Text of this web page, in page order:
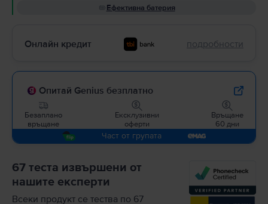
Ефективна батерия
Онлайн кредит подробности
Опитай Genius безплатно
Безаплано
връщане
Ексклузивни
оферти
Връщане
60 дни
Част от групата
67 теста извършени от
нашите експерти
Всеки продукт се тества по 67